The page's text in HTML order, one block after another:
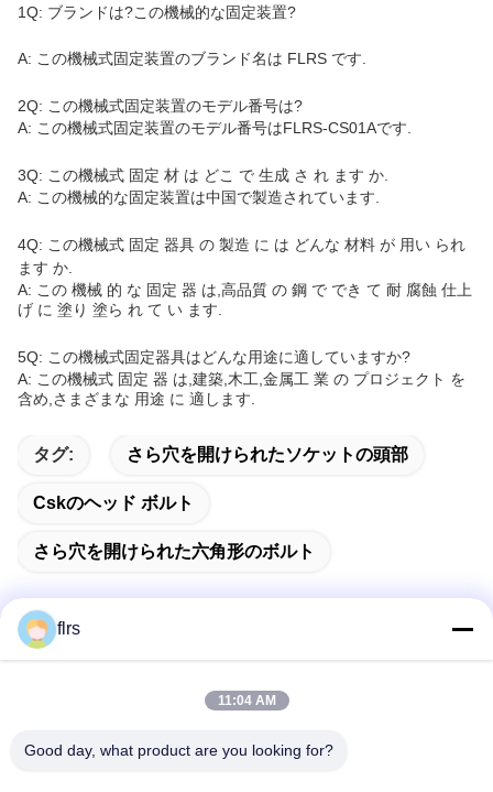
1Q: ブランドは?この機械的な固定装置?
A: この機械式固定装置のブランド名は FLRS です.
2Q: この機械式固定装置のモデル番号は?
A: この機械式固定装置のモデル番号はFLRS-CS01Aです.
3Q: この機械式 固定 材 は どこ で 生成 さ れ ます か.
A: この機械的な固定装置は中国で製造されています.
4Q: この機械式 固定 器具 の 製造 に は どんな 材料 が 用い られ
ます か.
A: この 機械 的 な 固定 器 は,高品質 の 鋼 で でき て 耐 腐蝕 仕上
げ に 塗り 塗ら れ て い ます.
5Q: この機械式固定器具はどんな用途に適していますか?
A: この機械式 固定 器 は,建築,木工,金属工 業 の プロジェクト を
含め,さまざまな 用途 に 適します.
タグ: さら穴を開けられたソケットの頭部
Cskのヘッド ボルト
さら穴を開けられた六角形のボルト
アドレス
flrs
11:04 AM
Good day, what product are you looking for?